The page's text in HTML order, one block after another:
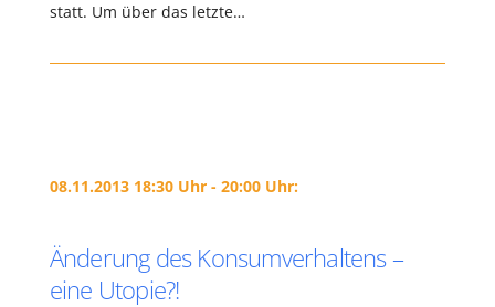
statt. Um über das letzte…
08.11.2013 18:30 Uhr - 20:00 Uhr:
Änderung des Konsumverhaltens –
eine Utopie?!